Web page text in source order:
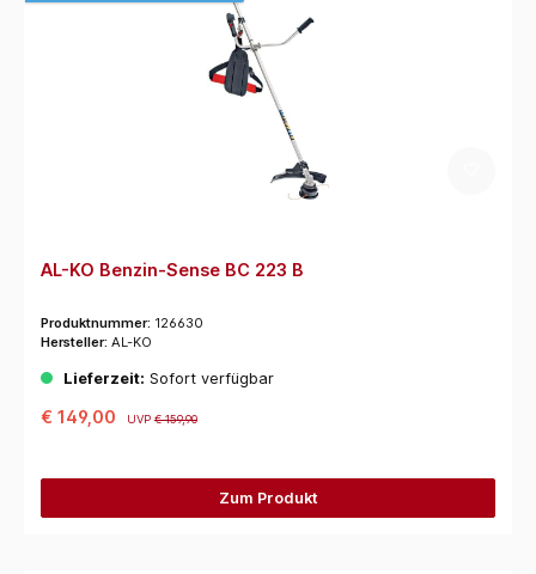
AL-KO Benzin-Sense BC 223 B
Produktnummer: 126630
Hersteller: AL-KO
Lieferzeit: Sofort verfügbar
€ 149,00 UVP€ 159,90
Zum Produkt